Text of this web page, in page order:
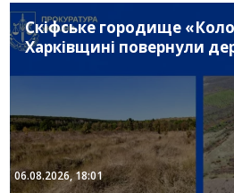
Скіфське городище
Харківщині повернули
06.08.2026, 18:01